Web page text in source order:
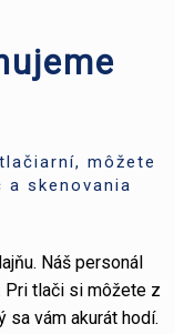
môžete
skenovania
Náš personál
Pri tlači si môžete z
sa vám akurát hodí.